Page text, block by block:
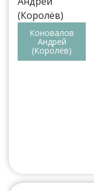
Коновалов
Андрей
(Королёв)